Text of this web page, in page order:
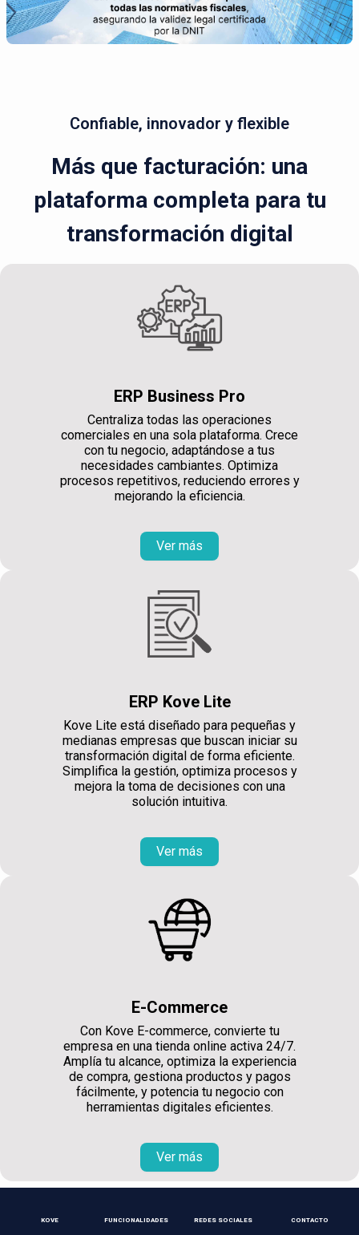
Confiable, innovador y flexible
Más que facturación: una
plataforma completa para tu
transformación digital
ERP Business Pro
Centraliza todas las operaciones
comerciales en una sola plataforma. Crece
con tu negocio, adaptándose a tus
necesidades cambiantes. Optimiza
procesos repetitivos, reduciendo errores y
mejorando la eficiencia.
Ver más
ERP Kove Lite
Kove Lite está diseñado para pequeñas y
medianas empresas que buscan iniciar su
transformación digital de forma eficiente.
Simplifica la gestión, optimiza procesos y
mejora la toma de decisiones con una
solución intuitiva.
Ver más
E-Commerce
Con Kove E-commerce, convierte tu
empresa en una tienda online activa 24/7.
Amplía tu alcance, optimiza la experiencia
de compra, gestiona productos y pagos
fácilmente, y potencia tu negocio con
herramientas digitales eficientes.
Ver más
KOVE FUNCIONALIDADES REDES SOCIALES CONTACTO